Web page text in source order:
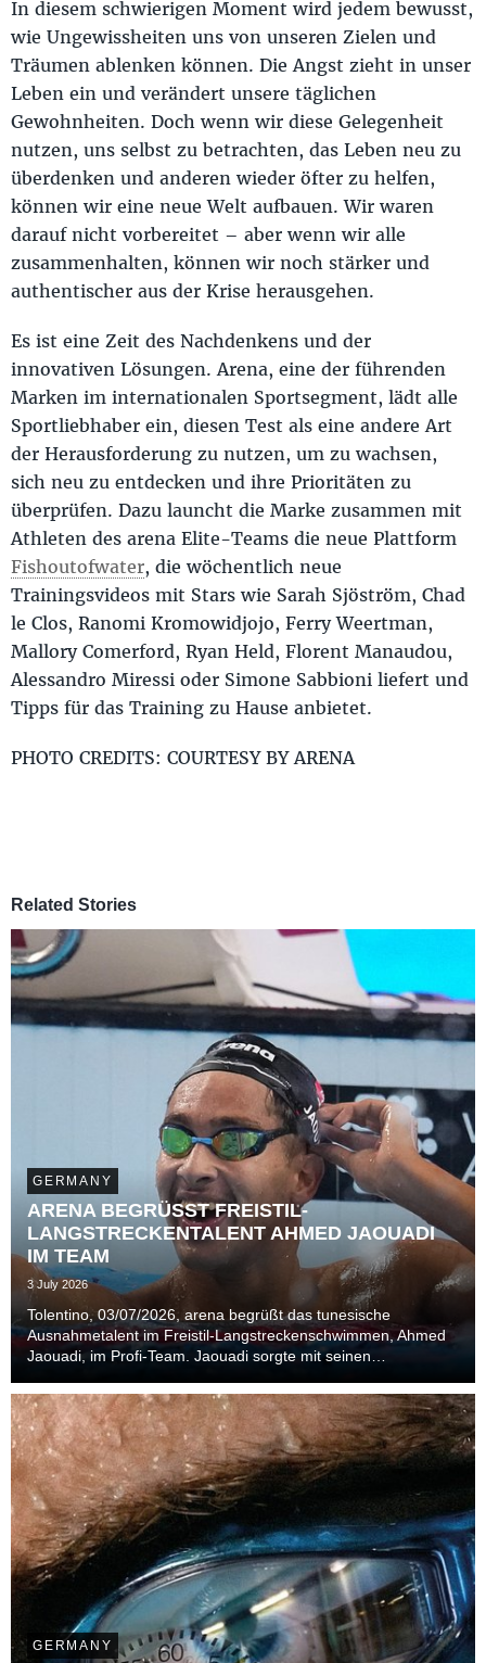
In diesem schwierigen Moment wird jedem bewusst,
wie Ungewissheiten uns von unseren Zielen und
Träumen ablenken können. Die Angst zieht in unser
Leben ein und verändert unsere täglichen
Gewohnheiten. Doch wenn wir diese Gelegenheit
nutzen, uns selbst zu betrachten, das Leben neu zu
überdenken und anderen wieder öfter zu helfen,
können wir eine neue Welt aufbauen. Wir waren
darauf nicht vorbereitet – aber wenn wir alle
zusammenhalten, können wir noch stärker und
authentischer aus der Krise herausgehen.
Es ist eine Zeit des Nachdenkens und der
innovativen Lösungen. Arena, eine der führenden
Marken im internationalen Sportsegment, lädt alle
Sportliebhaber ein, diesen Test als eine andere Art
der Herausforderung zu nutzen, um zu wachsen,
sich neu zu entdecken und ihre Prioritäten zu
überprüfen. Dazu launcht die Marke zusammen mit
Athleten des arena Elite-Teams die neue Plattform
Fishoutofwater, die wöchentlich neue
Trainingsvideos mit Stars wie Sarah Sjöström, Chad
le Clos, Ranomi Kromowidjojo, Ferry Weertman,
Mallory Comerford, Ryan Held, Florent Manaudou,
Alessandro Miressi oder Simone Sabbioni liefert und
Tipps für das Training zu Hause anbietet.
PHOTO CREDITS: COURTESY BY ARENA
Related Stories
GERMANY
ARENA BEGRÜSST FREISTIL-
LANGSTRECKENTALENT AHMED JAOUADI
IM TEAM
3 July 2026
Tolentino, 03/07/2026, arena begrüßt das tunesische
Ausnahmetalent im Freistil-Langstreckenschwimmen, Ahmed
Jaouadi, im Profi-Team. Jaouadi sorgte mit seinen
und 2025 in Singapur für Furore in der Szene.
GERMANY